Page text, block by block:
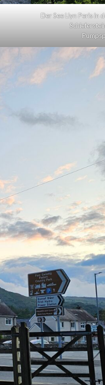
Der See Llyn Peris in